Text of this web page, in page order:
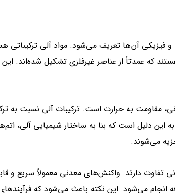
آن‌ها تعریف می‌شود. مواد آلی ترکیباتی
که عمدتاً از عناصر غیرفلزی تشکیل شده‌اند. این
مقاومت به حرارت است. ترکیبات آلی نسبت به
این دلیل است که بنا به ساختار شیمیایی آلی،
می‌شوند.
تفاوت دارند. واکنش‌های معدنی معمولاً سریع و
انجام می‌شود. این نکته باعث می‌شود که